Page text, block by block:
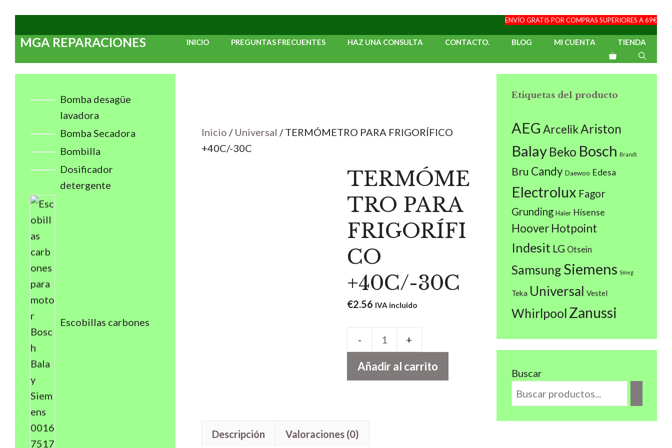
al
ENVÍO GRATIS POR COMPRAS SUPERIORES A 69€
MGA REPARACIONES INICIO PREGUNTAS FRECUENTES HAZ UNA CONSULTA CONTACTO. BLOG MI CUENTA TIENDA
Inicio / Universal / TERMÓMETRO PARA FRIGORÍFICO
+40C/-30C
TERMÓME
TRO PARA
FRIGORÍFI
CO
+40C/-30C
€2.56 IVA incluido
TERMÓMETRO
PARA
FRIGORÍFICO
Añadir al carrito
Descripción Valoraciones (0)
Bomba desagüe
lavadora
Bomba Secadora
Bombilla
Dosificador
detergente
Escobillas carbones
Etiquetas del producto
AEG ArcelikAriston
Balay Beko Bosch Brandt
Bru Candy Daewoo Edesa
Electrolux Fagor
Grunding Haier Hisense
Hoover Hotpoint
Indesit LG Otsein
Samsung Siemens Smeg
Teka Universal Vestel
Whirlpool Zanussi
Buscar